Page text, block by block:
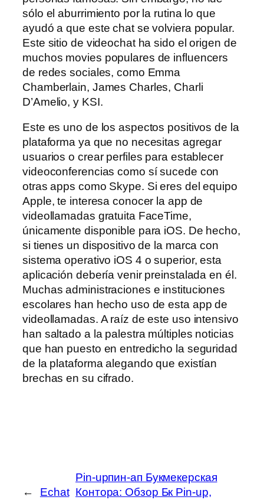
sólo el aburrimiento por la rutina lo que
ayudó a que este chat se volviera popular.
Este sitio de videochat ha sido el origen de
muchos movies populares de influencers
de redes sociales, como Emma
Chamberlain, James Charles, Charli
D’Amelio, y KSI.
Este es uno de los aspectos positivos de la
plataforma ya que no necesitas agregar
usuarios o crear perfiles para establecer
videoconferencias como sí sucede con
otras apps como Skype. Si eres del equipo
Apple, te interesa conocer la app de
videollamadas gratuita FaceTime,
únicamente disponible para iOS. De hecho,
si tienes un dispositivo de la marca con
sistema operativo iOS 4 o superior, esta
aplicación debería venir preinstalada en él.
Muchas administraciones e instituciones
escolares han hecho uso de esta app de
videollamadas. A raíz de este uso intensivo
han saltado a la palestra múltiples noticias
que han puesto en entredicho la seguridad
de la plataforma alegando que existían
brechas en su cifrado.
←
Echat
Pin-upпин-ап Букмекерская
Контора: Обзор Бк Pin-up,